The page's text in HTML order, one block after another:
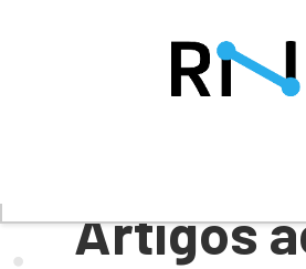
Utilizamos cookies para
Artigos